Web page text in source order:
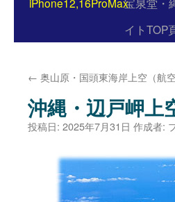
イトTOP
← 奥山原・国頭東海岸上空（航空
沖縄・辺戸岬上
投稿日: 2025年7月31日 作成者: